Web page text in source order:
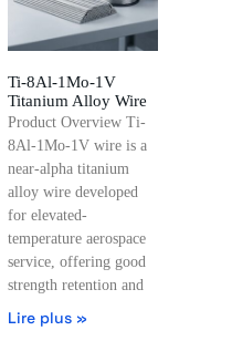
Ti-8Al-1Mo-1V
Titanium Alloy Wire
Product Overview Ti-
8Al-1Mo-1V wire is a
near-alpha titanium
alloy wire developed
for elevated-
temperature aerospace
service, offering good
strength retention and
Lire plus »